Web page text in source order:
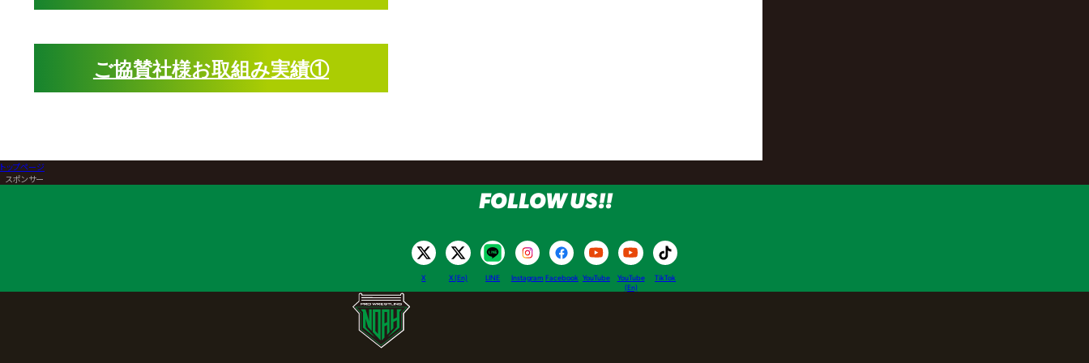
ご協賛社様お取組み実績①
トップページ
スポンサー
FOLLOW US!!
X X (En) LINE Instagram Facebook YouTube
YouTube
(En)
TikTok